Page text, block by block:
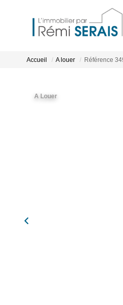
Accueil A louer Référence
A Louer